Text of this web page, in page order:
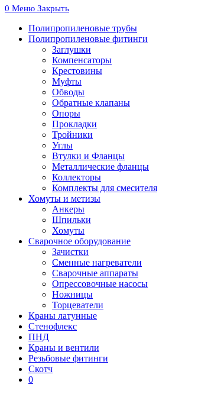
0 Меню Закрыть
Полипропиленовые трубы
Полипропиленовые фитинги
Заглушки
Компенсаторы
Крестовины
Муфты
Обводы
Обратные клапаны
Опоры
Прокладки
Тройники
Углы
Втулки и Фланцы
Металлические фланцы
Коллекторы
Комплекты для смесителя
Хомуты и метизы
Анкеры
Шпильки
Хомуты
Сварочное оборудование
Зачистки
Сменные нагреватели
Сварочные аппараты
Опрессовочные насосы
Ножницы
Торцеватели
Краны латунные
Стенофлекс
ПНД
Краны и вентили
Резьбовые фитинги
Скотч
0